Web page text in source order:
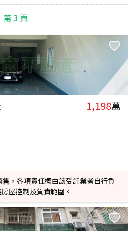
第 3 頁
1,198萬
，各項責任概由該受託業者自行負
屋控制及負責範圍。